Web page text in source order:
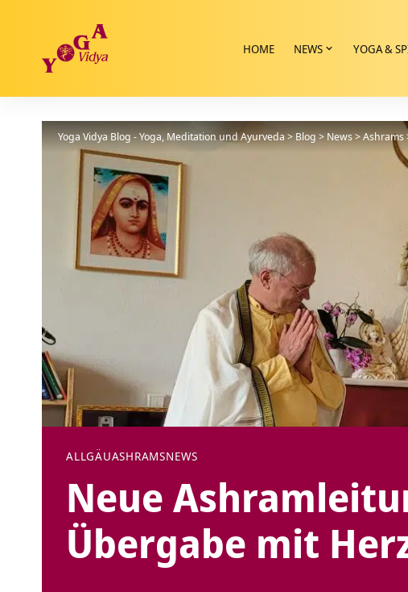
HOME NEWS YOGA &
Yoga Vidya Blog - Yoga, Meditation und Ayurveda>Blog>News>Ashrams
ALLGÄUASHRAMSNEWS
Neue
Übergabe mit